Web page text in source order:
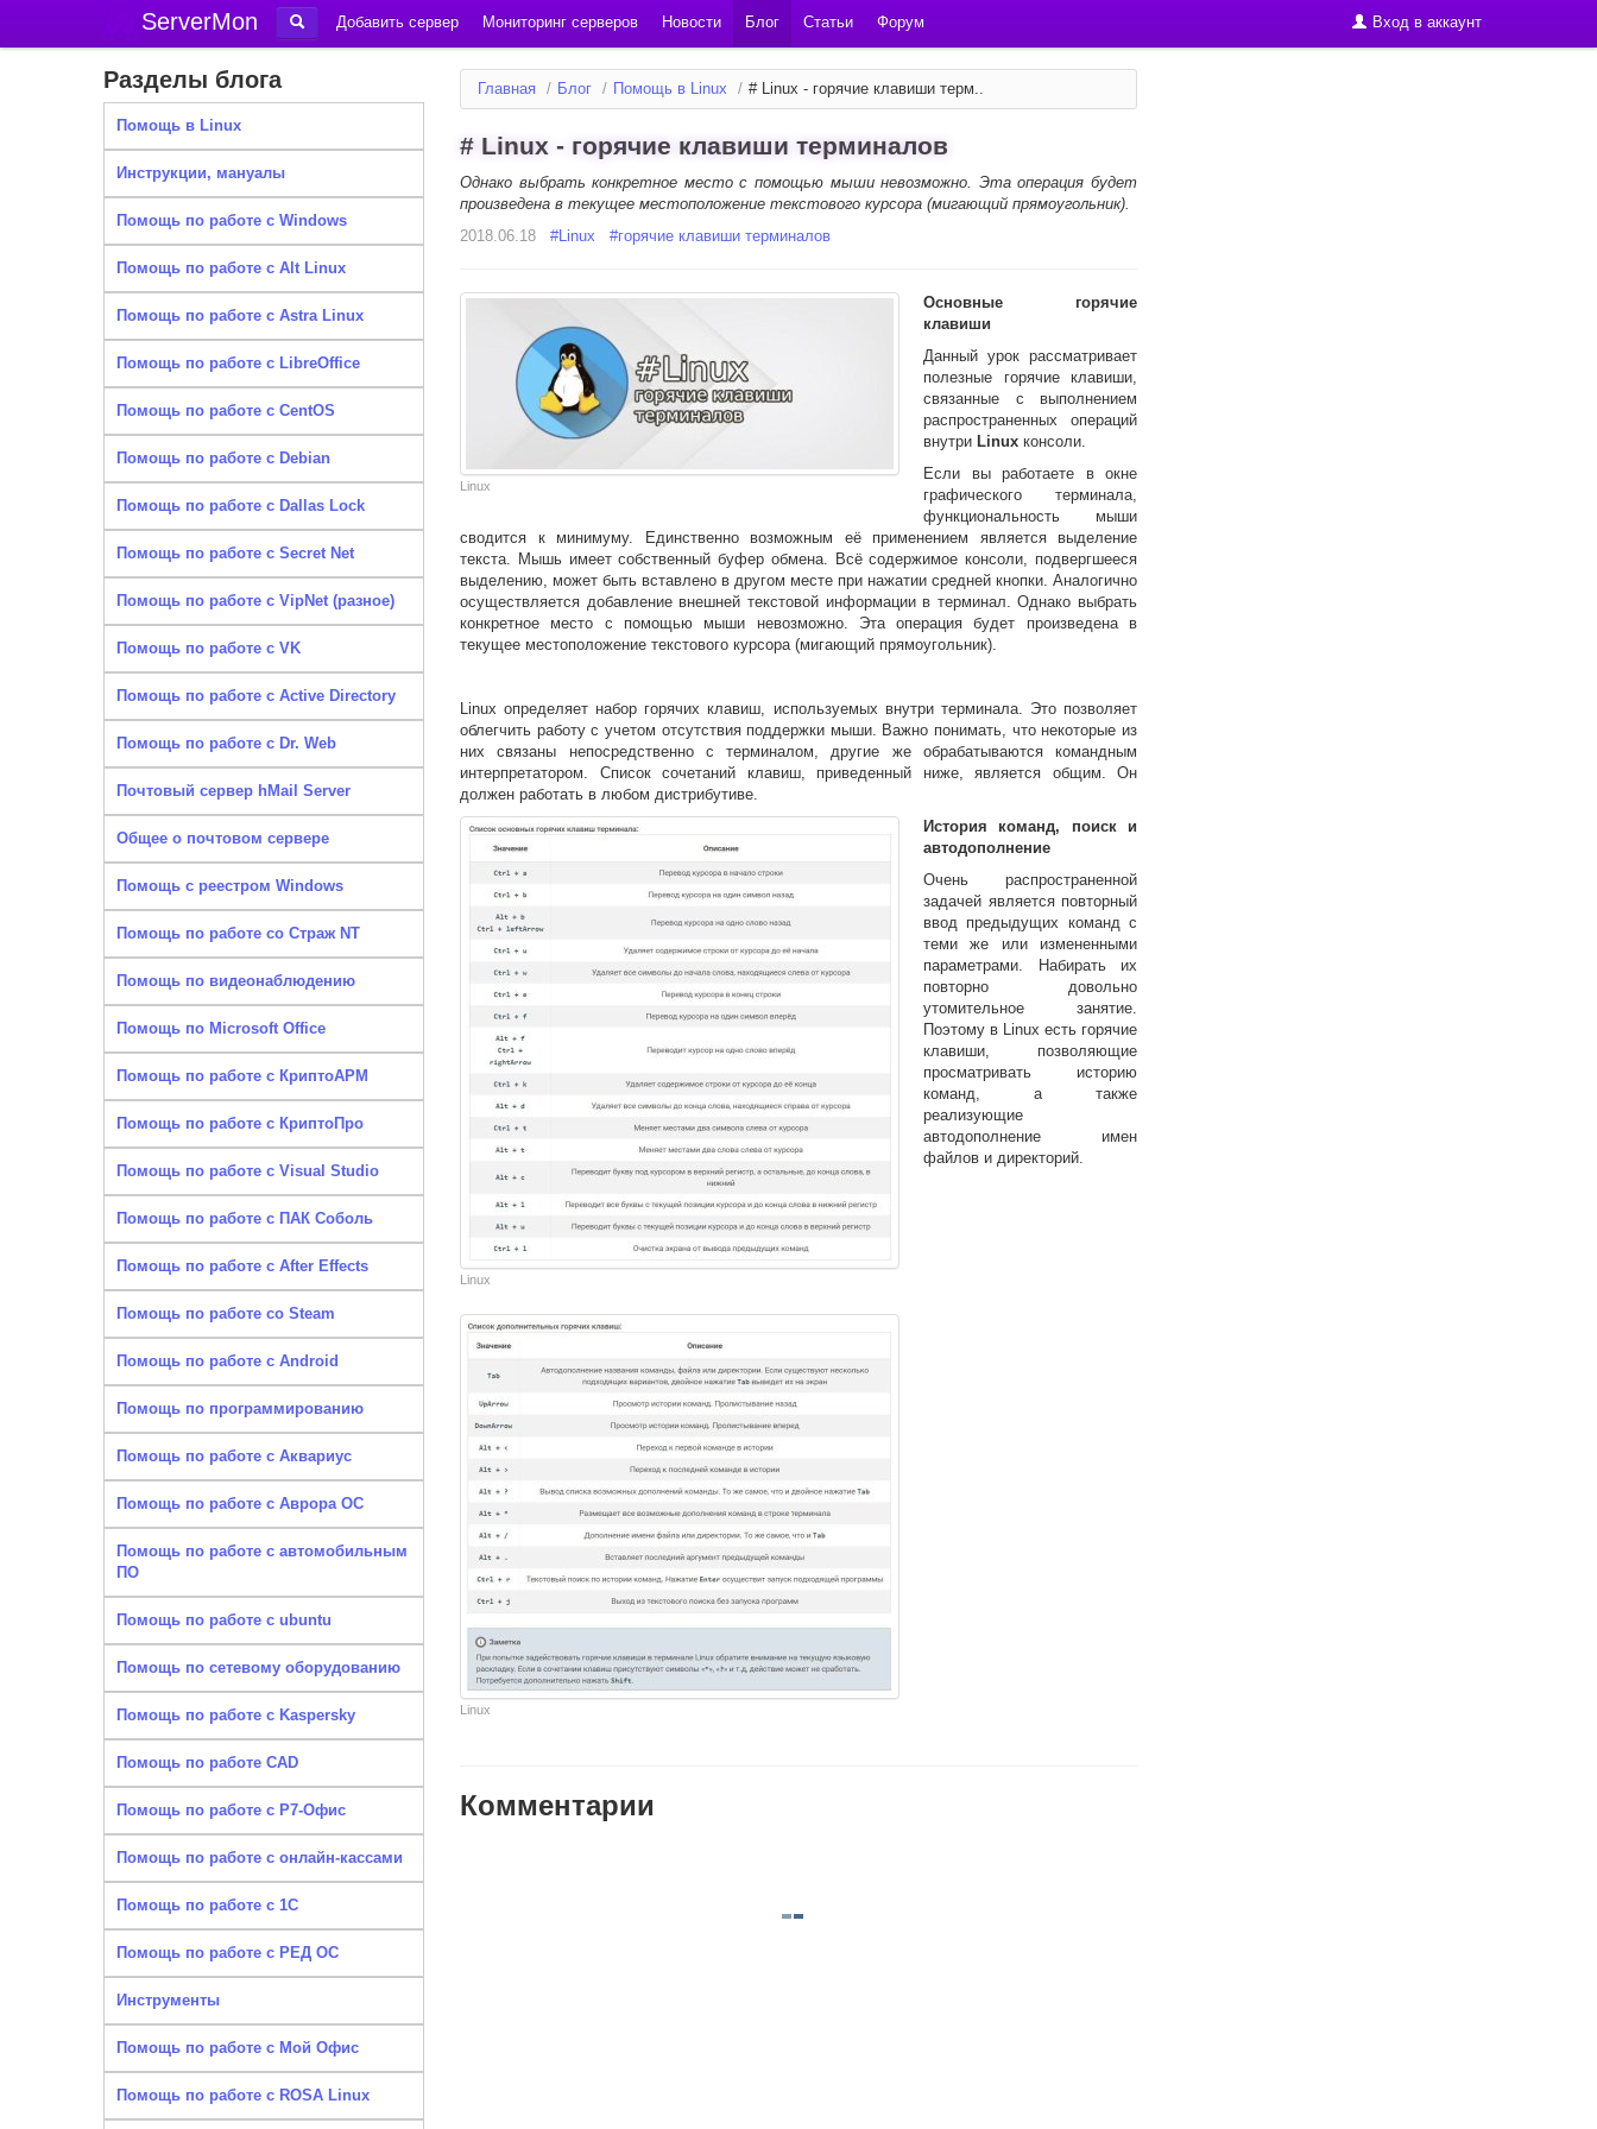
ServerMon Добавить сервер Мониторинг серверов Новости Блог Статьи Форум Вход в аккаунт
Разделы блога
Помощь в Linux
Инструкции, мануалы
Помощь по работе с Windows
Помощь по работе с Alt Linux
Помощь по работе с Astra Linux
Помощь по работе с LibreOffice
Помощь по работе с CentOS
Помощь по работе с Debian
Помощь по работе с Dallas Lock
Помощь по работе с Secret Net
Помощь по работе с VipNet (разное)
Помощь по работе с VK
Помощь по работе с Active Directory
Помощь по работе с Dr. Web
Почтовый сервер hMail Server
Общее о почтовом сервере
Помощь с реестром Windows
Помощь по работе со Страж NT
Помощь по видеонаблюдению
Помощь по Microsoft Office
Помощь по работе с КриптоАРМ
Помощь по работе с КриптоПро
Помощь по работе с Visual Studio
Помощь по работе с ПАК Соболь
Помощь по работе с After Effects
Помощь по работе со Steam
Помощь по работе с Android
Помощь по программированию
Помощь по работе с Аквариус
Помощь по работе с Аврора ОС
Помощь по работе с автомобильным
ПО
Помощь по работе с ubuntu
Помощь по сетевому оборудованию
Помощь по работе с Kaspersky
Помощь по работе CAD
Помощь по работе с Р7-Офис
Помощь по работе с онлайн-кассами
Помощь по работе с 1С
Помощь по работе с РЕД ОС
Инструменты
Помощь по работе с Мой Офис
Помощь по работе с ROSA Linux
Главная / Блог / Помощь в Linux / # Linux - горячие клавиши терм..
# Linux - горячие клавиши терминалов
Однако выбрать конкретное место с помощью мыши невозможно. Эта операция будет
произведена в текущее местоположение текстового курсора (мигающий прямоугольник).
2018.06.18
#Linux #горячие клавиши терминалов
Linux
Основные горячие
клавиши
Данный урок рассматривает
полезные горячие клавиши,
связанные с выполнением
распространенных операций
внутри Linux консоли.
Если вы работаете в окне
графического терминала,
функциональность мыши
сводится к минимуму. Единственно возможным её применением является выделение
текста. Мышь имеет собственный буфер обмена. Всё содержимое консоли, подвергшееся
выделению, может быть вставлено в другом месте при нажатии средней кнопки. Аналогично
осуществляется добавление внешней текстовой информации в терминал. Однако выбрать
конкретное место с помощью мыши невозможно. Эта операция будет произведена в
текущее местоположение текстового курсора (мигающий прямоугольник).
Linux определяет набор горячих клавиш, используемых внутри терминала. Это позволяет
облегчить работу с учетом отсутствия поддержки мыши. Важно понимать, что некоторые из
них связаны непосредственно с терминалом, другие же обрабатываются командным
интерпретатором. Список сочетаний клавиш, приведенный ниже, является общим. Он
должен работать в любом дистрибутиве.
Linux
История команд, поиск и
автодополнение
Очень распространенной
задачей является повторный
ввод предыдущих команд с
теми же или измененными
параметрами. Набирать их
повторно довольно
утомительное занятие.
Поэтому в Linux есть горячие
клавиши, позволяющие
просматривать историю
команд, а также
реализующие
автодополнение имен
файлов и директорий.
Linux
Комментарии